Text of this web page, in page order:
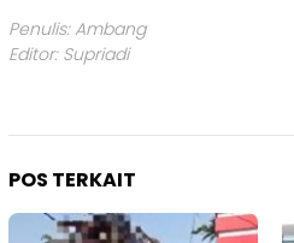
Penulis: Ambang
Editor: Supriadi
POS TERKAIT